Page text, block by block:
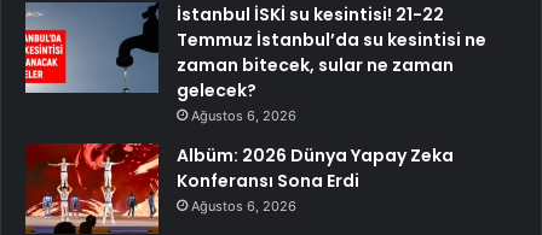
İstanbul İSKİ su kesintisi! 21-22
Temmuz İstanbul’da su kesintisi ne
zaman bitecek, sular ne zaman
gelecek?
Ağustos 6, 2026
Albüm: 2026 Dünya Yapay Zeka
Konferansı Sona Erdi
Ağustos 6, 2026